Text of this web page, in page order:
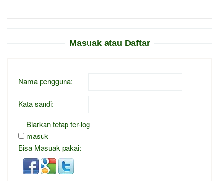
Masuak atau Daftar
Nama pengguna:
Kata sandi:
Biarkan tetap ter-log
masuk
Bisa Masuak pakai: